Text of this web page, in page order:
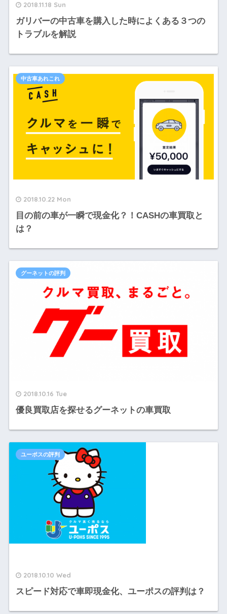
2018.11.18 Sun
ガリバーの中古車を購入した時によくある３つの
トラブルを解説
2018.10.22 Mon
目の前の車が一瞬で現金化？！CASHの車買取と
は？
中古車あれこれ
2018.10.16 Tue
優良買取店を探せるグーネットの車買取
グーネットの評判
2018.10.10 Wed
スピード対応で車即現金化、ユーポスの評判は？
ユーポスの評判